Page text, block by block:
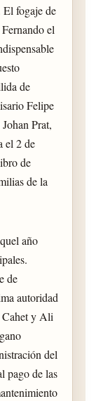
El fogaje de
el
de
Felipe
Prat,
el 2 de
de
de la
año
de
autoridad
Cahet y Ali
del
pago de las